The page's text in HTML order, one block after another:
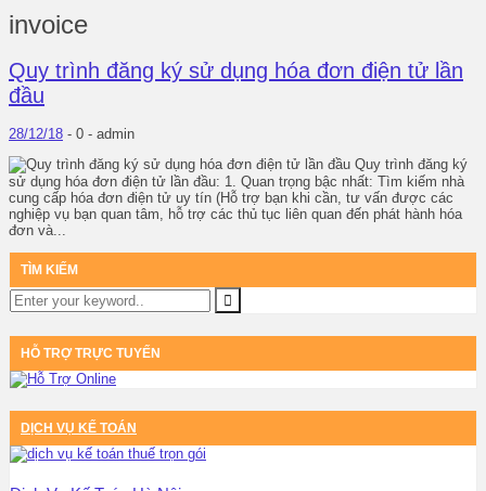
invoice
Quy trình đăng ký sử dụng hóa đơn điện tử lần
đầu
28/12/18 - 0 - admin
Quy trình đăng ký
sử dụng hóa đơn điện tử lần đầu: 1. Quan trọng bậc nhất: Tìm kiếm nhà
cung cấp hóa đơn điện tử uy tín (Hỗ trợ bạn khi cần, tư vấn được các
nghiệp vụ bạn quan tâm, hỗ trợ các thủ tục liên quan đến phát hành hóa
đơn và...
TÌM KIẾM
HỖ TRỢ TRỰC TUYẾN
DỊCH VỤ KẾ TOÁN